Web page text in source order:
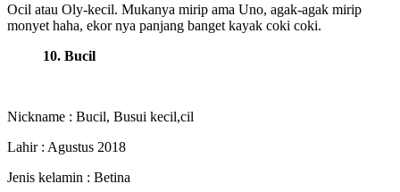
Ocil atau Oly-kecil. Mukanya mirip ama Uno, agak-agak mirip
monyet haha, ekor nya panjang banget kayak coki coki.
10. Bucil
Nickname : Bucil, Busui kecil,cil
Lahir : Agustus 2018
Jenis kelamin : Betina